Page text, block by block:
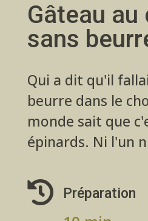
Gâteau
sans
Qui a dit qu'il
beurre dans le
monde sait que
épinards. Ni l'un
 Préparation